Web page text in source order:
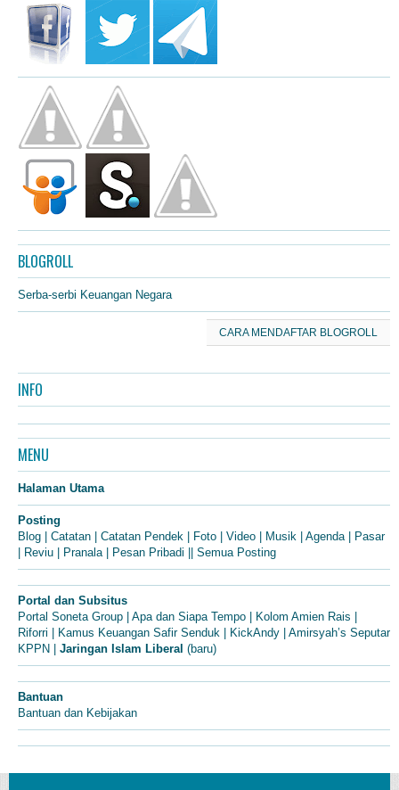
BLOGROLL
Serba-serbi Keuangan Negara
CARA MENDAFTAR BLOGROLL
INFO
MENU
Halaman Utama
Posting
Blog
Catatan Catatan Pendek Foto Video Musik Agenda|
Pasar
Reviu Pranala| Pesan Pribadi Semua Posting
Portal dan Subsitus
Portal Soneta Group
Apa dan Siapa Tempo Kolom Amien Rais
Riforri
Kamus Keuangan Safir Senduk KickAndy
Amirsyah’s Seputar
KPPN
Jaringan Islam Liberal (baru)
Bantuan
Bantuan dan Kebijakan